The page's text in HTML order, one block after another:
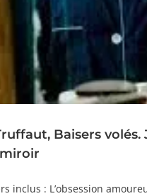
Baisers
inclus : L’obsession